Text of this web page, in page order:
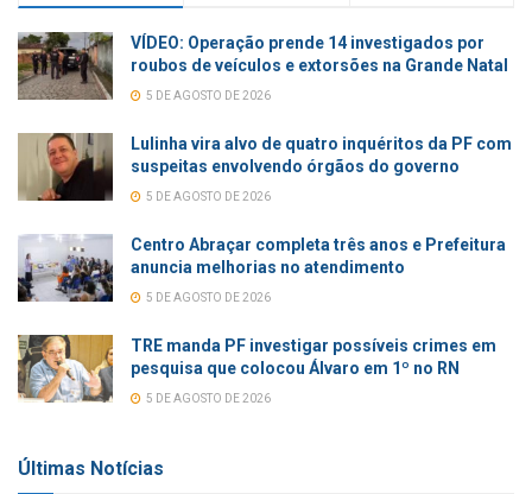
VÍDEO: Operação prende 14 investigados por
roubos de veículos e extorsões na Grande Natal
5 DE AGOSTO DE 2026
Lulinha vira alvo de quatro inquéritos da PF com
suspeitas envolvendo órgãos do governo
5 DE AGOSTO DE 2026
Centro Abraçar completa três anos e Prefeitura
anuncia melhorias no atendimento
5 DE AGOSTO DE 2026
TRE manda PF investigar possíveis crimes em
pesquisa que colocou Álvaro em 1º no RN
5 DE AGOSTO DE 2026
Últimas Notícias